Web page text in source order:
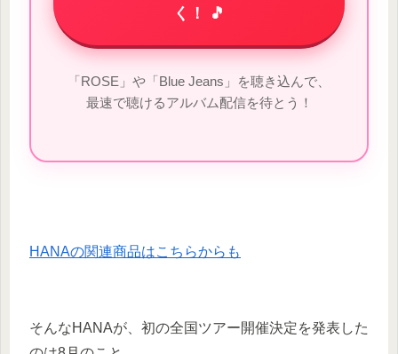
く！ 🎵
「ROSE」や「Blue Jeans」を聴き込んで、
最速で聴けるアルバム配信を待とう！
HANAの関連商品はこちらからも
そんなHANAが、初の全国ツアー開催決定を発表した